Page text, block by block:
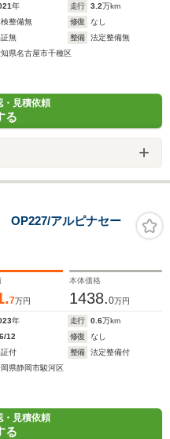
年 走行 3.2万km
整備無 修復
なし
無 整備
法定整備無
県名古屋市千種区
・見積依頼
る
アルピナセー
7万円
本体価格
1438.0万円
年 走行 0.6万km
12 修復
なし
付 整備
法定整備付
県静岡市駿河区
・見積依頼
る